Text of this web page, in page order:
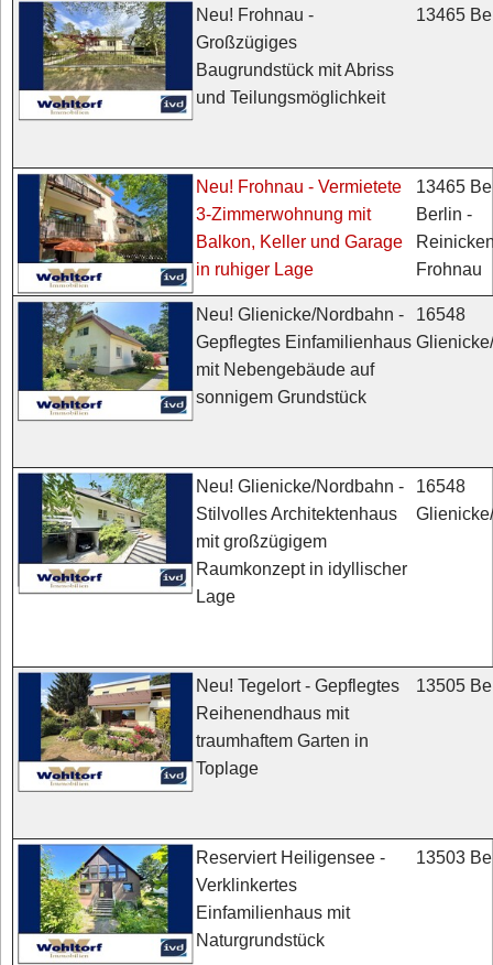
Neu! Frohnau -
Großzügiges
Baugrundstück mit Abriss
und Teilungsmöglichkeit
13465
Neu! Frohnau - Vermietete
3-Zimmerwohnung mit
Balkon, Keller und Garage
in ruhiger Lage
13465
Berlin -
Frohnau
Neu! Glienicke/Nordbahn -
Gepflegtes Einfamilienhaus
mit Nebengebäude auf
sonnigem Grundstück
16548
Neu! Glienicke/Nordbahn -
Stilvolles Architektenhaus
mit großzügigem
Raumkonzept in idyllischer
Lage
16548
Neu! Tegelort - Gepflegtes
Reihenendhaus mit
traumhaftem Garten in
Toplage
13505
Reserviert Heiligensee -
Verklinkertes
Einfamilienhaus mit
Naturgrundstück
13503